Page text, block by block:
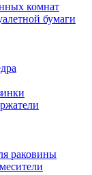
комнат
бумаги
раковины